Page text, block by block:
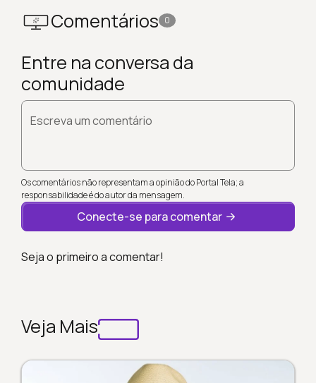
Comentários 0
Entre na conversa da
comunidade
Escreva um comentário
Os comentários não representam a opinião do Portal Tela; a
responsabilidade é do autor da mensagem.
Conecte-se para comentar
Seja o primeiro a comentar!
Veja Mais